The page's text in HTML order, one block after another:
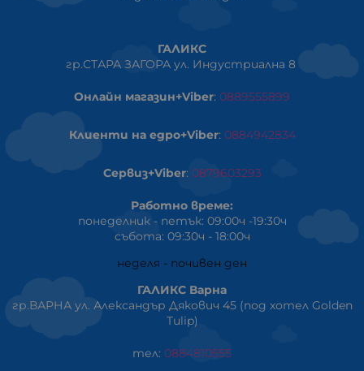
ГАЛИКС
гр.СТАРА ЗАГОРА ул. Индустриална 8
Онлайн магазин+Viber: 0889555899
Клиенти на едро+Viber: 0884942834
Сервиз+Viber: 0879603293
Работно време:
понеделник - петък: 09:00ч -19:30ч
събота: 09:30ч - 18:00ч
неделя - почивен ден
ГАЛИКС Варна
гр.ВАРНА ул. Александър Дякович 45 (под хотел Golden
Tulip)
тел: 0884810555